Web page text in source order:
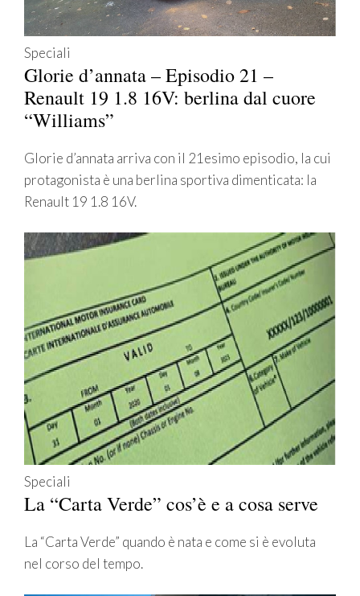
Speciali
Glorie d’annata – Episodio 21 –
Renault 19 1.8 16V: berlina dal cuore
“Williams”
Glorie d’annata arriva con il 21esimo episodio, la cui
protagonista è una berlina sportiva dimenticata: la
Renault 19 1.8 16V.
Speciali
La “Carta Verde” cos’è e a cosa serve
La “Carta Verde” quando è nata e come si è evoluta
nel corso del tempo.